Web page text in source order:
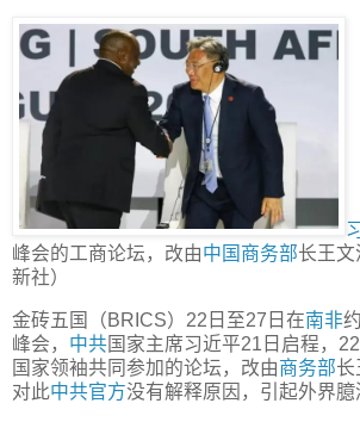
峰会的工商论坛，改由中国商务部长王
新社）
金砖五国（BRICS）22日至27日在南非
峰会， 中共国家主席习近平21日启程，
国家领袖共同参加的论坛，改由商务部长
对此中共官方没有解释原因，引起外界臆